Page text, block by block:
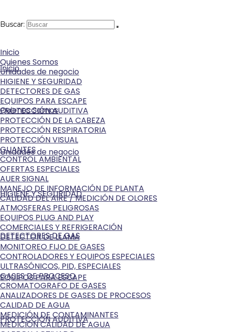
Buscar:
Inicio
Quienes Somos
Unidades de negocio
HIGIENE Y SEGURIDAD
DETECTORES DE GAS
EQUIPOS PARA ESCAPE
PROTECCIÓN AUDITIVA
Inicio
Quienes Somos
Unidades de negocio
HIGIENE Y SEGURIDAD
DETECTORES DE GAS
EQUIPOS PARA ESCAPE
PROTECCIÓN AUDITIVA
PROTECCIÓN DE LA CABEZA
PROTECCIÓN RESPIRATORIA
PROTECCIÓN VISUAL
GUANTES
CONTROL AMBIENTAL
OFERTAS ESPECIALES
AUER SIGNAL
MANEJO DE INFORMACIÓN DE PLANTA
CALIDAD DEL AIRE / MEDICIÓN DE OLORES
ATMOSFERAS PELIGROSAS
EQUIPOS PLUG AND PLAY
COMERCIALES Y REFRIGERACIÓN
DETECTOR DE LLAMA
MONITOREO FIJO DE GASES
CONTROLADORES Y EQUIPOS ESPECIALES
ULTRASÓNICOS, PID, ESPECIALES
GASES DE PROCESO
CROMATOGRAFO DE GASES
ANALIZADORES DE GASES DE PROCESOS
CALIDAD DE AGUA
MEDICIÓN DE CONTAMINANTES
MEDICIÓN CALIDAD DE AGUA